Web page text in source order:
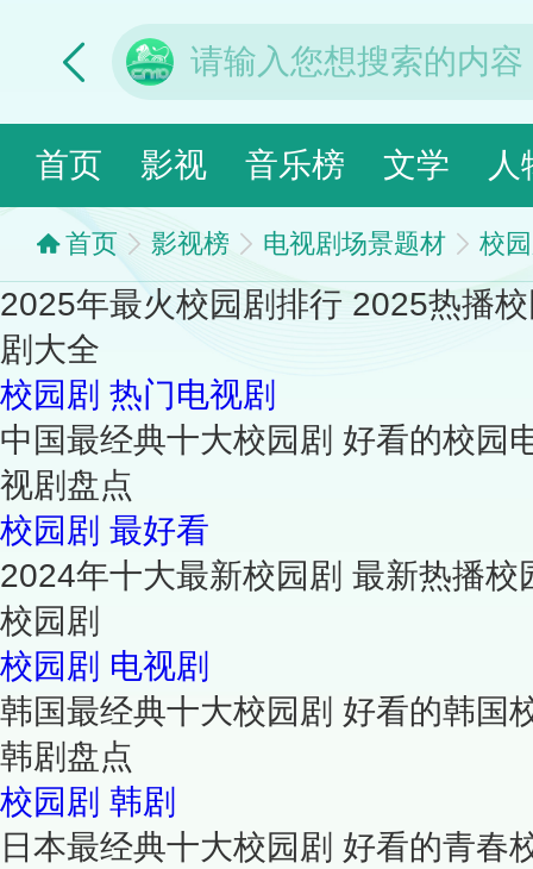
首页 影视 音乐榜 文学 人
首页 影视榜 电视剧场景题材 校
2025年最火校园剧排行 2025热播
剧大全
校园剧 热门电视剧
中国最经典十大校园剧 好看的校园
视剧盘点
校园剧 最好看
2024年十大最新校园剧 最新热播
校园剧
校园剧 电视剧
韩国最经典十大校园剧 好看的韩国
韩剧盘点
校园剧 韩剧
日本最经典十大校园剧 好看的青春